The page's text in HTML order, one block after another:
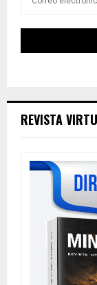
REVISTA